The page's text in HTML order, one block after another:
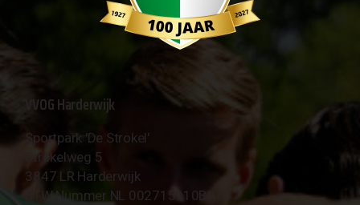
VVOG Harderwijk
Sportpark 'De Strokel'
Strokelweg 5
3847 LR Harderwijk
BTW Nummer NL 002715910B01